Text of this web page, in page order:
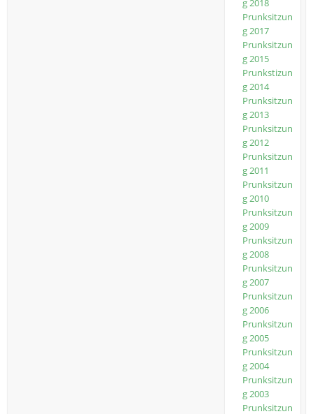
g 2018
Prunksitzun
g 2017
Prunksitzun
g 2015
Prunkstizun
g 2014
Prunksitzun
g 2013
Prunksitzun
g 2012
Prunksitzun
g 2011
Prunksitzun
g 2010
Prunksitzun
g 2009
Prunksitzun
g 2008
Prunksitzun
g 2007
Prunksitzun
g 2006
Prunksitzun
g 2005
Prunksitzun
g 2004
Prunksitzun
g 2003
Prunksitzun